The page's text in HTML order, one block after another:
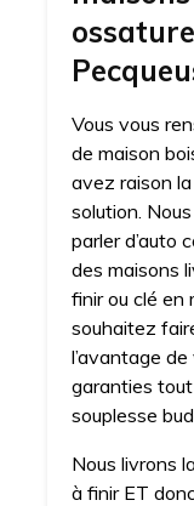
Vous vous
de maison
avez raison
solution.
parler d’auto
des maisons
finir ou clé en
souhaitez
l’avantage
garanties
souplesse
Nous livrons
à finir ET